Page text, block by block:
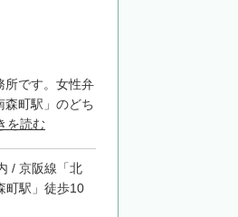
所です。女性弁
森町駅」のどち
を読む
/ 京阪線「北
町駅」徒歩10